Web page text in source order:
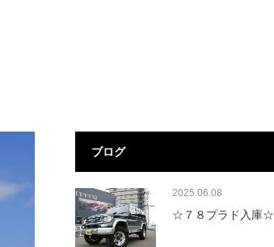
ブログ
2025.06.08
☆７８プラド入庫☆